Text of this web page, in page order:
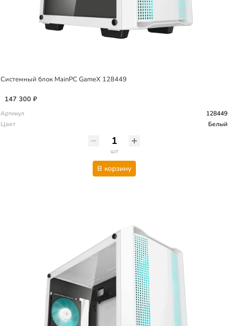
Системный блок MainPC GameX 128449
147 300 ₽
Артикул
128449
Цвет
Белый
шт
В корзину